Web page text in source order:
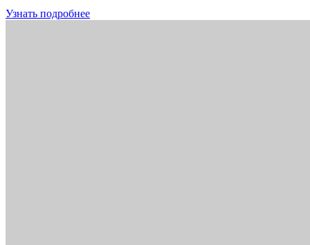
Узнать подробнее